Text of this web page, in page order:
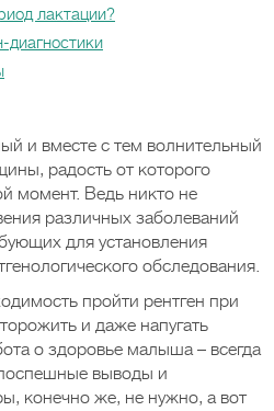
лактации?
и вместе с тем волнительный
радость от которого
момент. Ведь никто не
различных заболеваний
для установления
обследования.
пройти рентген при
и даже напугать
о здоровье малыша – всегда
выводы и
конечно же, не нужно, а вот